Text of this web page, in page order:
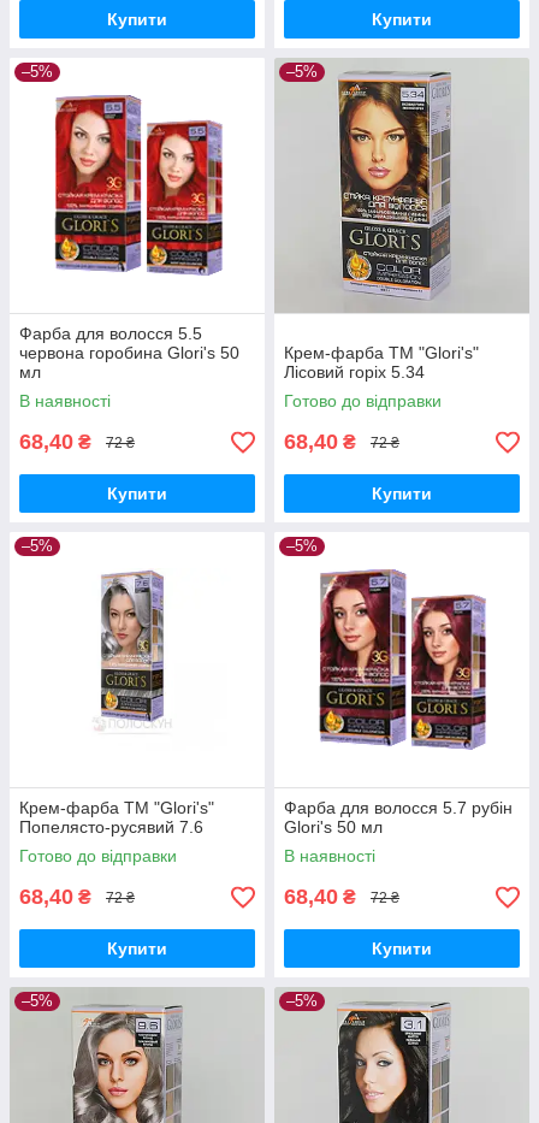
Купити Купити
–5%
Фарба для волосся 5.5
червона горобина Glori's 50
мл
В наявності
68,40 ₴ 72 ₴
Купити
–5%
Крем-фарба ТМ "Glori's"
Лісовий горіх 5.34
Готово до відправки
68,40 ₴ 72 ₴
Купити
–5%
Крем-фарба ТМ "Glori's"
Попелясто-русявий 7.6
Готово до відправки
68,40 ₴ 72 ₴
Купити
–5%
Фарба для волосся 5.7 рубін
Glori's 50 мл
В наявності
68,40 ₴ 72 ₴
Купити
–5% –5%